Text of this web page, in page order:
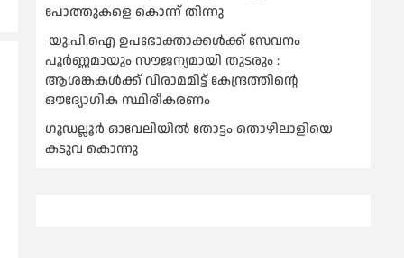
പോത്തുകളെ കൊന്ന് തിന്നു
യു.പി.ഐ ഉപഭോക്താക്കള്‍ക്ക് സേവനം
പൂര്‍ണ്ണമായും സൗജന്യമായി തുടരും :
ആശങ്കകള്‍ക്ക് വിരാമമിട്ട് കേന്ദ്രത്തിന്റെ
ഔദ്യോഗിക സ്ഥിരീകരണം
ഗൂഡല്ലൂർ ഓവേലിയിൽ തോട്ടം തൊഴിലാളിയെ
കടുവ കൊന്നു